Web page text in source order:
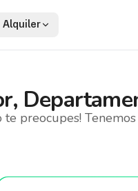
Alquiler
te preocupes!